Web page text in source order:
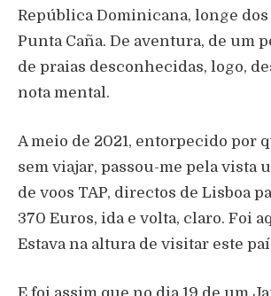
República Dominicana, longe
Punta Caña. De aventura, de um
de praias desconhecidas, logo,
nota mental.
A meio de 2021, entorpecido por
sem viajar, passou-me pela vista
de voos TAP, directos de Lisboa
370 Euros, ida e volta, claro. Foi
Estava na altura de visitar este